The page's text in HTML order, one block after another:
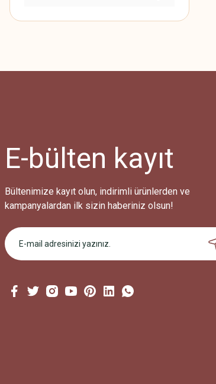
E-bülten kayıt
Bültenimize kayıt olun, indirimli ürünlerden ve
kampanyalardan ilk sizin haberiniz olsun!